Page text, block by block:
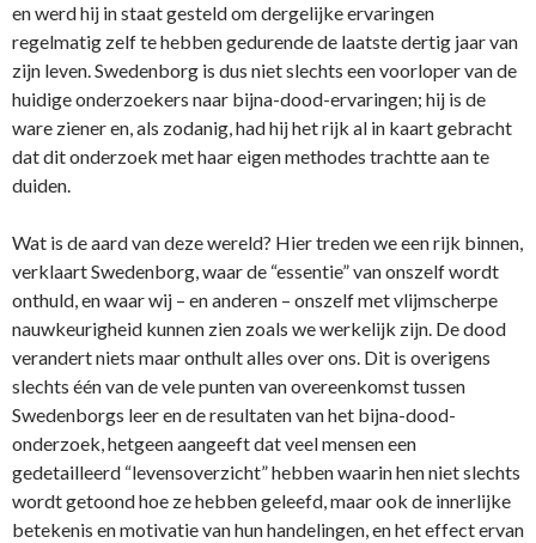
en werd hij in staat gesteld om dergelijke ervaringen
regelmatig zelf te hebben gedurende de laatste dertig jaar van
zijn leven. Swedenborg is dus niet slechts een voorloper van de
huidige onderzoekers naar bijna-dood-ervaringen; hij is de
ware ziener en, als zodanig, had hij het rijk al in kaart gebracht
dat dit onderzoek met haar eigen methodes trachtte aan te
duiden.
Wat is de aard van deze wereld? Hier treden we een rijk binnen,
verklaart Swedenborg, waar de “essentie” van onszelf wordt
onthuld, en waar wij – en anderen – onszelf met vlijmscherpe
nauwkeurigheid kunnen zien zoals we werkelijk zijn. De dood
verandert niets maar onthult alles over ons. Dit is overigens
slechts één van de vele punten van overeenkomst tussen
Swedenborgs leer en de resultaten van het bijna-dood-
onderzoek, hetgeen aangeeft dat veel mensen een
gedetailleerd “levensoverzicht” hebben waarin hen niet slechts
wordt getoond hoe ze hebben geleefd, maar ook de innerlijke
betekenis en motivatie van hun handelingen, en het effect ervan